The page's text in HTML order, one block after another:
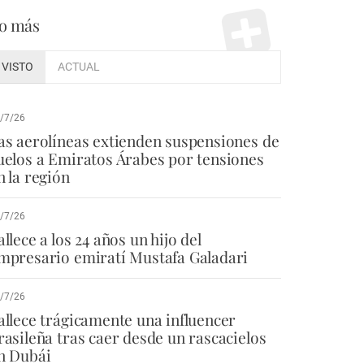
más
VISTO ACTUAL
7/26
aerolíneas extienden suspensiones de
a Emiratos Árabes por tensiones
la región
7/26
a los 24 años un hijo del
emiratí Mustafa Galadari
7/26
trágicamente una influencer
tras caer desde un rascacielos
Dubái